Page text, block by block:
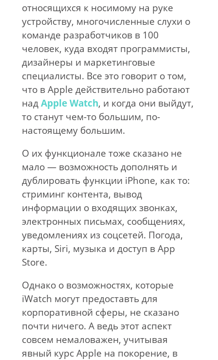
относящихся к носимому на руке
устройству, многочисленные слухи о
команде разработчиков в 100
человек, куда входят программисты,
дизайнеры и маркетинговые
специалисты. Все это говорит о том,
что в Apple действительно работают
надApple Watch, и когда они выйдут,
то станут чем-то большим, по-
настоящему большим.
О их функционале тоже сказано не
мало — возможность дополнять и
дублировать функции iPhone, как то:
стриминг контента, вывод
информации о входящих звонках,
электронных письмах, сообщениях,
уведомлениях из соцсетей. Погода,
карты, Siri, музыка и доступ в App
Store.
Однако о возможностях, которые
iWatch могут предоставть для
корпоративной сферы, не сказано
почти ничего. А ведь этот аспект
совсем немаловажен, учитывая
явный курс Apple на покорение, в